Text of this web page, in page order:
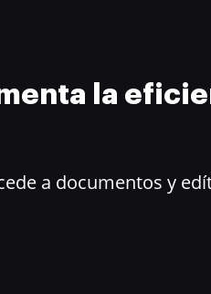
la
a documentos y